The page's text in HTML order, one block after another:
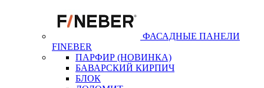
ФАСАДНЫЕ ПАНЕЛИ
FINEBER
ПАРФИР (НОВИНКА)
БАВАРСКИЙ КИРПИЧ
БЛОК